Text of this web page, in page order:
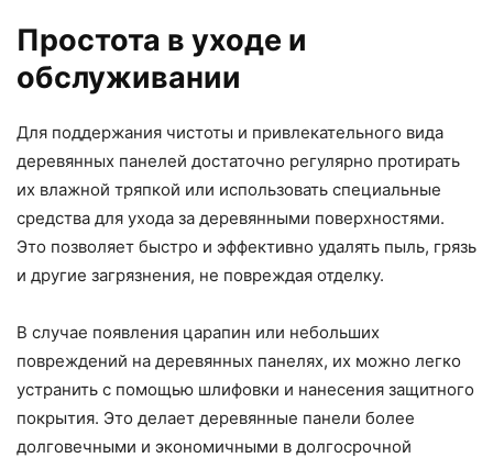
Простота в уходе и
обслуживании
Для поддержания чистоты и привлекательного вида
деревянных панелей достаточно регулярно протирать
их влажной тряпкой или использовать специальные
средства для ухода за деревянными поверхностями.
Это позволяет быстро и эффективно удалять пыль, грязь
и другие загрязнения, не повреждая отделку.
В случае появления царапин или небольших
повреждений на деревянных панелях, их можно легко
устранить с помощью шлифовки и нанесения защитного
покрытия. Это делает деревянные панели более
долговечными и экономичными в долгосрочной